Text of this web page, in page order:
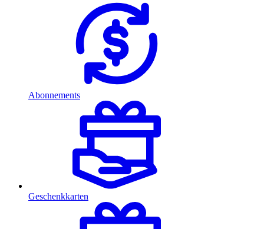
Abonnements
Geschenkkarten